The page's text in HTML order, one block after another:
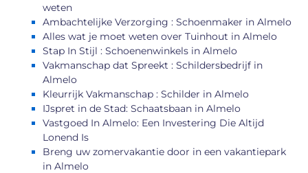
weten
Ambachtelijke Verzorging : Schoenmaker in Almelo
Alles wat je moet weten over Tuinhout in Almelo
Stap In Stijl : Schoenenwinkels in Almelo
Vakmanschap dat Spreekt : Schildersbedrijf in
Almelo
Kleurrijk Vakmanschap : Schilder in Almelo
IJspret in de Stad: Schaatsbaan in Almelo
Vastgoed In Almelo: Een Investering Die Altijd
Lonend Is
Breng uw zomervakantie door in een vakantiepark
in Almelo